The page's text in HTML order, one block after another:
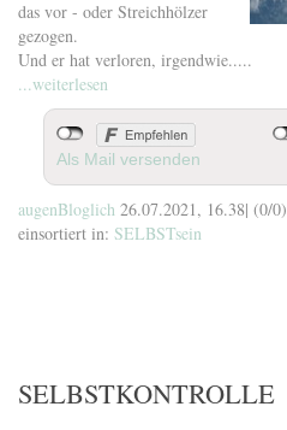
das vor - oder Streichhölzer
gezogen.
Und er hat verloren, irgendwie.....
...weiterlesen
Als Mail versenden
augenBloglich 26.07.2021, 16.38| (0/0)
einsortiert in: SELBSTsein
SELBSTKONTROLLE